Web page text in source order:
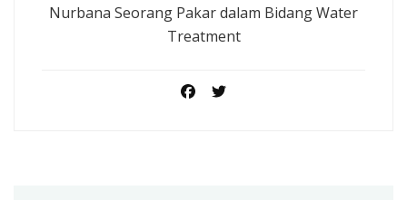
Nurbana Seorang Pakar dalam Bidang Water
Treatment